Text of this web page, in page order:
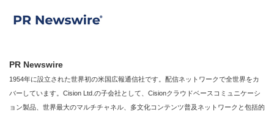
PR Newswire
1954年に設立された世界初の米国広報通信社です。配信ネットワークで全世界をカ
バーしています。Cision Ltd.の子会社として、Cisionクラウドベースコミュニケーシ
ョン製品、世界最大のマルチチャネル、多文化コンテンツ普及ネットワークと包括的